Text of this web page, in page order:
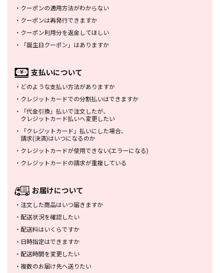
・ クーポンの適用方法がわからない
・ クーポンは再発行できますか
・ クーポン利用分を返金してほしい
・
「誕生日クーポン」はありますか
支払いについて
・ どのような支払い方法がありますか
・ クレジットカードでの分割払いはできますか
・
「代金引換」払いで注文したが、
クレジットカード払いへ変更したい
・
「クレジットカード」払いにした場合、
請求(決済)はいつになるのか
・ クレジットカードが使用できない(エラーになる)
・ クレジットカードの請求が重複している
お届けについて
・ 注文した商品はいつ届きますか
・ 配送状況を確認したい
・ 配送料はいくらですか
・ 日時指定はできますか
・ 配送時間を変更したい
・ 複数のお届け先へ送りたい